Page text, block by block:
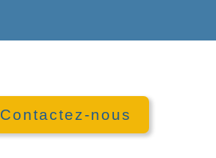
Contactez-nous